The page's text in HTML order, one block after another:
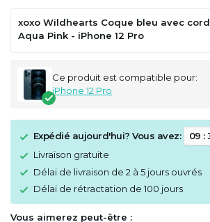
xoxo Wildhearts Coque bleu avec
Aqua Pink - iPhone 12 Pro
Ce produit est compatible pour:
iPhone 12 Pro
Expédié aujourd'hui? Vous avez: 09 :
Livraison gratuite
Délai de livraison de 2 à 5 jours ouvrés
Délai de rétractation de 100 jours
Vous aimerez peut-être :